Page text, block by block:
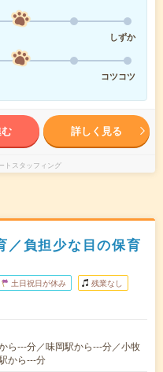
しずか
コツコツ
詳しく見る
トスタッフィング
／負担少な目の保育
土日祝日が休み 残業なし
ら---分／味岡駅から---分／小牧
から---分